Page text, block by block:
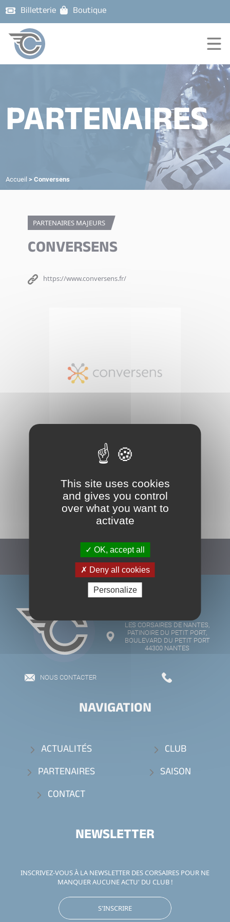
Billetterie Boutique
PARTENAIRES
Accueil >Conversens
PARTENAIRES MAJEURS
CONVERSENS
https://www.conversens.fr/
TOUS NOS PARTENAIRES
LES CORSAIRES DE NANTES,
PATINOIRE DU PETIT PORT,
BOULEVARD DU PETIT PORT
44300 NANTES
NOUS CONTACTER
NAVIGATION
ACTUALITÉS
CLUB
PARTENAIRES
SAISON
CONTACT
NEWSLETTER
INSCRIVEZ-VOUS À LA NEWSLETTER DES CORSAIRES POUR NE
MANQUER AUCUNE ACTU' DU CLUB !
S'INSCRIRE
This site uses cookies
and gives you control
over what you want to
activate
OK, accept all
Deny all cookies
Personalize